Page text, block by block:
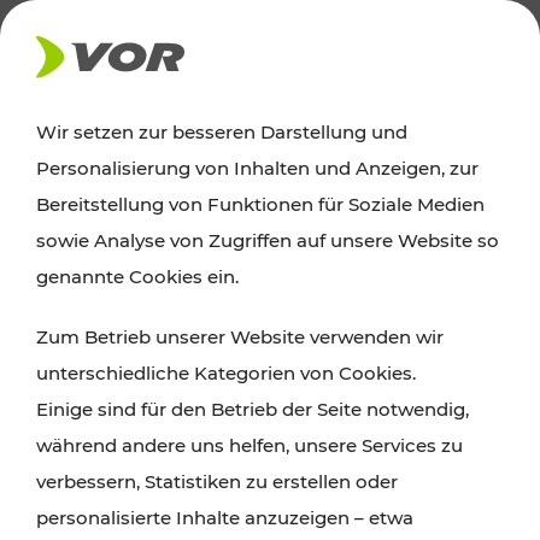
PRESSE
11.10.2022
Klimafreundliche E-Busse im
südlichen Weinviertel
Vorzeigekooperation von Postbus und
EVN im Auftrag des Verkehrsverbund
Ost-Region (VOR) bringt hochmoderne
E-Busse auf Niederösterreichs Straßen
Wir setzen zur besseren Darstellung und
Personalisierung von Inhalten und Anzeigen, zur
Bereitstellung von Funktionen für Soziale Medien
sowie Analyse von Zugriffen auf unsere Website so
genannte Cookies ein.
Zum Betrieb unserer Website verwenden wir
unterschiedliche Kategorien von Cookies.
Einige sind für den Betrieb der Seite notwendig,
während andere uns helfen, unsere Services zu
verbessern, Statistiken zu erstellen oder
personalisierte Inhalte anzuzeigen – etwa